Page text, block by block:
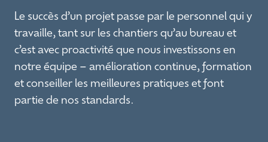
Le succès d’un projet passe par le personnel qui y
travaille, tant sur les chantiers qu’au bureau et
c’est avec proactivité que nous investissons en
notre équipe – amélioration continue, formation
et conseiller les meilleures pratiques et font
partie de nos standards.